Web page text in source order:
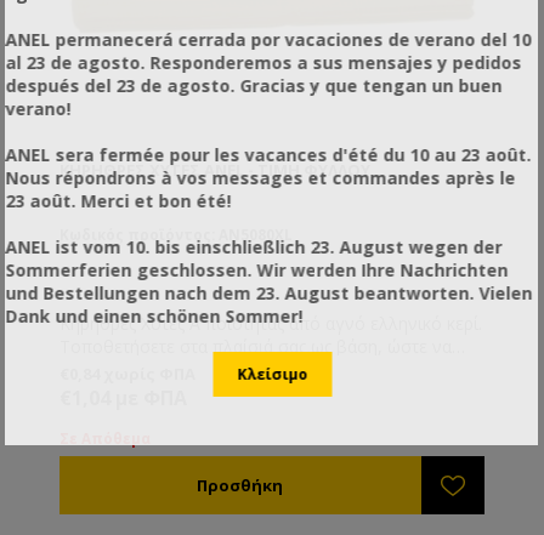
ΚΗΡΉΘΡΕΣ ΧΥΤΈΣ ANEL - ΤΙΜΉ ΦΎΛΛΟΥ
Κηρήθρες Χυτές Ά ποιότητας από αγνό ελληνικό κερί.
μπορέσουν οι μέλισσες να τα χτίσουν στη συνέχεια
με το δικό τους κερί.
ANEL permanecerá cerrada por vacaciones de verano del 10
al 23 de agosto. Responderemos a sus mensajes y pedidos
después del 23 de agosto. Gracias y que tengan un buen
verano!
ANEL sera fermée pour les vacances d'été du 10 au 23 août.
Nous répondrons à vos messages et commandes après le
23 août. Merci et bon été!
ANEL ist vom 10. bis einschließlich 23. August wegen der
Sommerferien geschlossen. Wir werden Ihre Nachrichten
und Bestellungen nach dem 23. August beantworten. Vielen
Dank und einen schönen Sommer!